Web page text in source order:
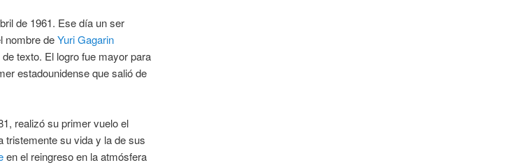
de 1961. Ese día un ser
nombre deYuri Gagarin
texto. El logro fue mayor para
estadounidense que salió de
realizó su primer vuelo el
tristemente su vida y la de sus
en el reingreso en la atmósfera